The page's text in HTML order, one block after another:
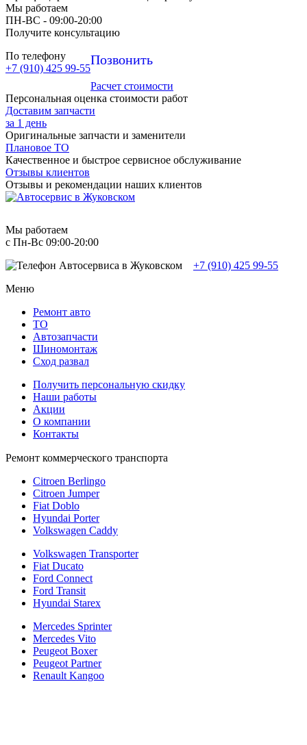
Мы работаем
ПН-ВC - 09:00-20:00
Получите консультацию
По телефону
+7 (910) 425 99-55
Позвонить
Расчет стоимости
Персональная оценка стоимости работ
Доставим запчасти
за 1 день
Оригинальные запчасти и заменители
Плановое ТО
Качественное и быстрое сервисное обслуживание
Отзывы клиентов
Отзывы и рекомендации наших клиентов
Мы работаем
с Пн-Вc 09:00-20:00
+7 (910) 425 99-55
Меню
Ремонт авто
TO
Автозапчасти
Шиномонтаж
Сход развал
Получить персональную скидку
Наши работы
Акции
О компании
Контакты
Ремонт коммерческого транспорта
Citroen Berlingo
Citroen Jumper
Fiat Doblo
Hyundai Porter
Volkswagen Caddy
Volkswagen Transporter
Fiat Ducato
Ford Connect
Ford Transit
Hyundai Starex
Mercedes Sprinter
Mercedes Vito
Peugeot Boxer
Peugeot Partner
Renault Kangoo